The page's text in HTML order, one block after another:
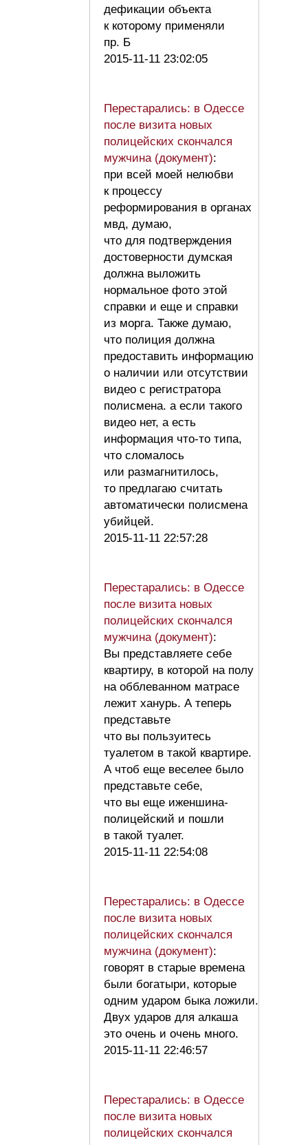
дефикации объекта
к которому применяли
пр. Б
2015-11-11 23:02:05
Перестарались: в Одессе
после визита новых
полицейских скончался
мужчина (документ):
при всей моей нелюбви
к процессу
реформирования в органах
мвд, думаю,
что для подтверждения
достоверности думская
должна выложить
нормальное фото этой
справки и еще и справки
из морга. Также думаю,
что полиция должна
предоставить информацию
о наличии или отсутствии
видео с регистратора
полисмена. а если такого
видео нет, а есть
информация что-то типа,
что сломалось
или размагнитилось,
то предлагаю считать
автоматически полисмена
убийцей.
2015-11-11 22:57:28
Перестарались: в Одессе
после визита новых
полицейских скончался
мужчина (документ):
Вы представляете себе
квартиру, в которой на полу
на обблеванном матрасе
лежит ханурь. А теперь
представьте
что вы пользуитесь
туалетом в такой квартире.
А чтоб еще веселее было
представьте себе,
что вы еще иженшина-
полицейский и пошли
в такой туалет.
2015-11-11 22:54:08
Перестарались: в Одессе
после визита новых
полицейских скончался
мужчина (документ):
говорят в старые времена
были богатыри, которые
одним ударом быка ложили.
Двух ударов для алкаша
это очень и очень много.
2015-11-11 22:46:57
Перестарались: в Одессе
после визита новых
полицейских скончался